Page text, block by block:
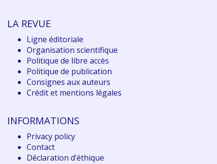
LA REVUE
Ligne éditoriale
Organisation scientifique
Politique de libre accès
Politique de publication
Consignes aux auteurs
Crédit et mentions légales
INFORMATIONS
Privacy policy
Contact
Déclaration d’éthique